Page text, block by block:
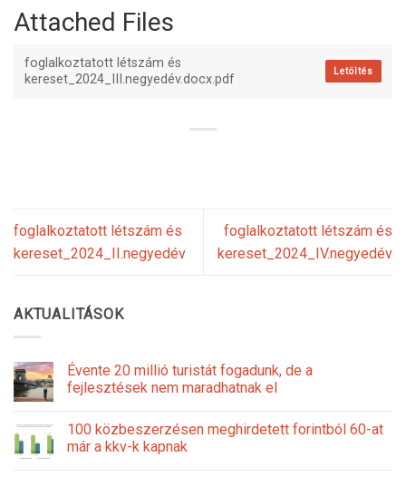
Attached Files
foglalkoztatott létszám és
kereset_2024_III.negyedév.docx.pdf
Letöltés
foglalkoztatott létszám és
kereset_2024_II.negyedév
foglalkoztatott létszám és
kereset_2024_IV.negyedév
AKTUALITÁSOK
Évente 20 millió turistát fogadunk, de a
fejlesztések nem maradhatnak el
100 közbeszerzésen meghirdetett forintból 60-at
már a kkv-k kapnak